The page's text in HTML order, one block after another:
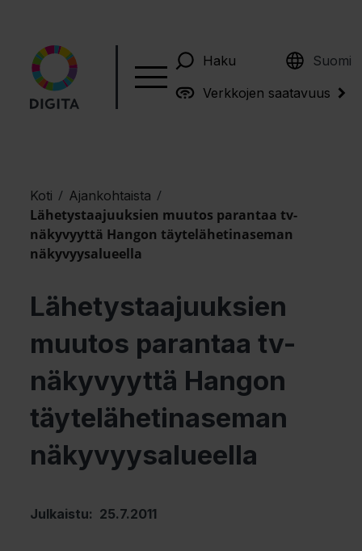
Haku Suomi
English
Verkkojen saatavuus
Koti / Ajankohtaista /
Lähetystaajuuksien muutos parantaa tv-
näkyvyyttä Hangon täytelähetinaseman
näkyvyysalueella
Lähetystaajuuksien
muutos parantaa tv-
näkyvyyttä Hangon
täytelähetinaseman
näkyvyysalueella
Julkaistu: 25.7.2011